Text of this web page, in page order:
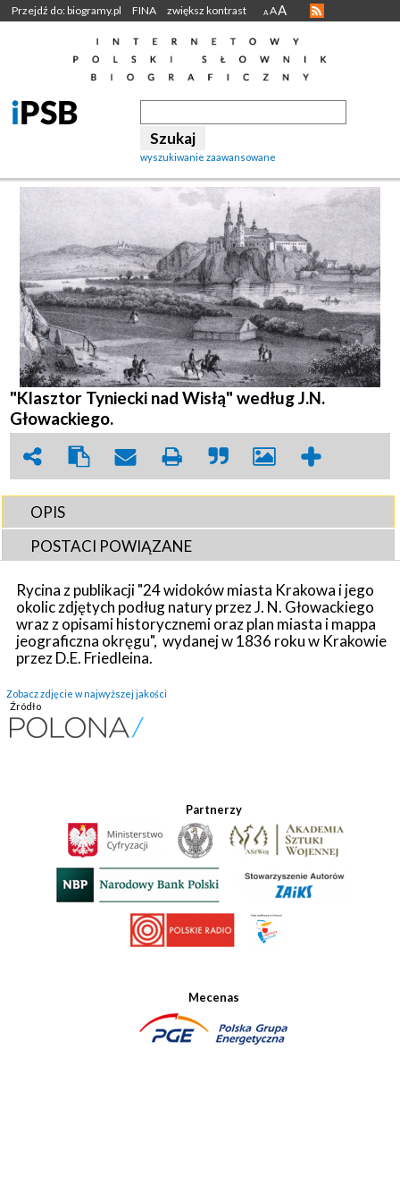
Przejdź do: biogramy.pl FINA zwiększ kontrast A AA
wyszukiwanie zaawansowane
"Klasztor Tyniecki nad Wisłą" według J.N.
Głowackiego.
OPIS
POSTACI POWIĄZANE
Rycina z publikacji "24 widoków miasta Krakowa i jego
okolic zdjętych podług natury przez J. N. Głowackiego
wraz z opisami historycznemi oraz plan miasta i mappa
jeograficzna okręgu", wydanej w 1836 roku w Krakowie
przez D.E. Friedleina.
Zobacz zdjęcie w najwyższej jakości
Źródło
Partnerzy
Mecenas